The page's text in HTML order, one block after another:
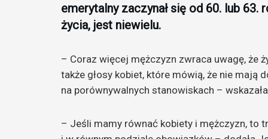
emerytalny zaczynał się od 60. lub 63.
życia, jest niewielu.
– Coraz więcej mężczyzn zwraca uwagę, że
także głosy kobiet, które mówią, że nie mają
na porównywalnych stanowiskach –
– Jeśli mamy równać kobiety i mężczyzn, to